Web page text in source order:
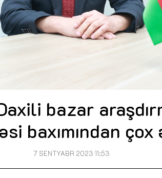
bazar
baxımından
7 SENTYABR 2023 11:53